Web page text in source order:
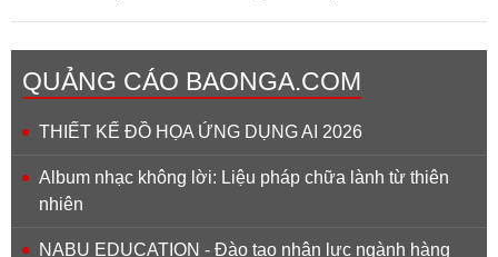
QUẢNG CÁO BAONGA.COM
THIẾT KẾ ĐỒ HỌA ỨNG DỤNG AI 2026
Album nhạc không lời: Liệu pháp chữa lành từ thiên
nhiên
NABU EDUCATION - Đào tạo nhân lực ngành hàng